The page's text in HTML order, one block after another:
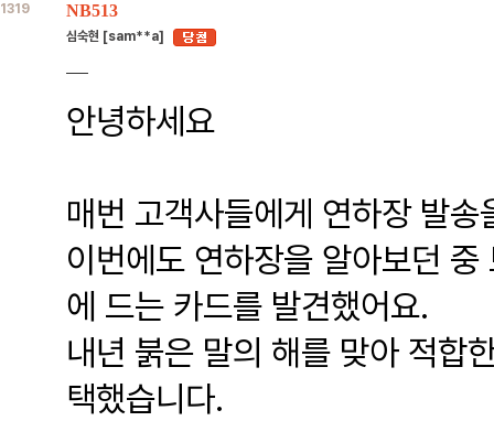
1319 NB513
심숙현 [sam**a]
안녕하세요
매번 고객사들에게 연하장 발송
이번에도 연하장을 알아보던
에 드는 카드를 발견했어요.
내년 붉은 말의 해를 맞아 적합
택했습니다.